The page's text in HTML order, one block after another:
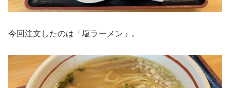
今回注文したのは「塩ラーメン」。